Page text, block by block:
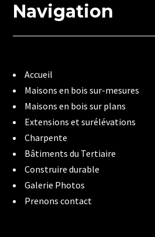
Navigation
Accueil
Maisons en bois sur-mesures
Maisons en bois sur plans
Extensions et surélévations
Charpente
Bâtiments du Tertiaire
Construire durable
Galerie Photos
Prenons contact